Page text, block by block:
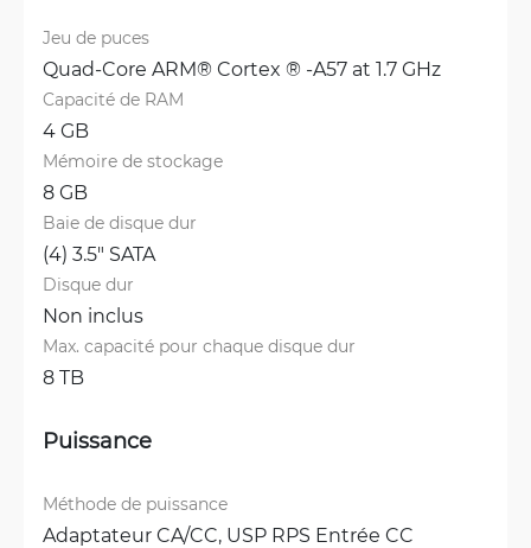
Jeu de puces
Quad-Core ARM® Cortex ® -A57 at 1.7 GHz
Capacité de RAM
4 GB
Mémoire de stockage
8 GB
Baie de disque dur
(4) 3.5" SATA
Disque dur
Non inclus
Max. capacité pour chaque disque dur
8 TB
Puissance
Méthode de puissance
Adaptateur CA/CC, USP RPS Entrée CC